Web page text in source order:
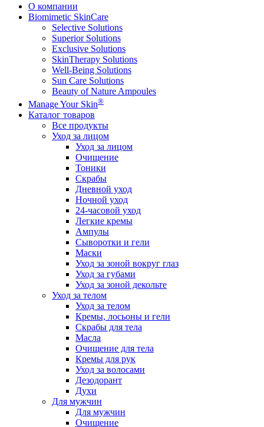
О компании
Biomimetic SkinCare
Selective Solutions
Superior Solutions
Exclusive Solutions
SkinTherapy Solutions
Well-Being Solutions
Sun Care Solutions
Beauty of Nature Ampoules
Manage Your Skin®
Каталог товаров
Все продукты
Уход за лицом
Уход за лицом
Очищение
Тоники
Скрабы
Дневной уход
Ночной уход
24-часовой уход
Легкие кремы
Ампулы
Сыворотки и гели
Маски
Уход за зоной вокруг глаз
Уход за губами
Уход за зоной декольте
Уход за телом
Уход за телом
Кремы, лосьоны и гели
Скрабы для тела
Масла
Очищение для тела
Кремы для рук
Уход за волосами
Дезодорант
Духи
Для мужчин
Для мужчин
Очищение